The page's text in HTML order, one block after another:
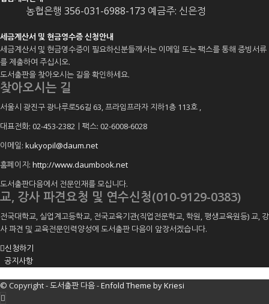
농협은행 356-031-6988-173 예금주: 신은정
세금계산서 및 현금영수증 신청안내
세금계산서 및 현금영수증이 필요하신분들께서는 이메일 또는 팩스를 통해 증빙서류
를 제출하여 주십시오.
도서출판을 찾아오시는 길을 확인하세요.
찾아오시는 길
서울시 광진구 광나루로56길 63, 프라임프라자 지하1층 113호 ,
대표전화: 02-453-2382ㅣ팩스: 02-6008-6028
이메일: kukyopil@daum.net
홈페이지: http://www.daumbook.net
도서출판다음에서 전문인재를 모십니다.
교, 강사 파견요청 및 연수신청(010-9129-0383)
전국대학교, 실업계고등학교, 전국교육기관(직업전문학교, 학원, 평생교육원등) 교, 강
사 파견 및 교육전문인력양성에 도서출판 다음이 앞장서겠습니다.
신청하기
공지사항
© Copyright -도서출판 다음-Enfold Theme by Kriesi